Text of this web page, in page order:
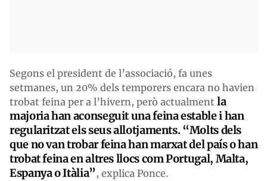
Segons el president de l’associació, fa unes
setmanes, un 20% dels temporers encara no havien
trobat feina per a l’hivern, però actualment la
majoria han aconseguit una feina estable i han
regularitzat els seus allotjaments. “Molts dels
que no van trobar feina han marxat del país o han
trobat feina en altres llocs com Portugal, Malta,
Espanya o Itàlia”, explica Ponce.